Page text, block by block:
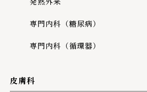
専門内科（糖尿病）
専門内科（循環器）
皮膚科